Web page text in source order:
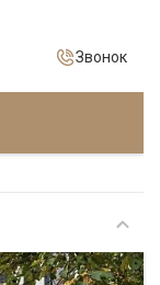
Звонок